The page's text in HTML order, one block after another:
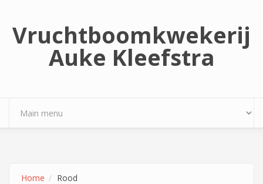
Vruchtboomkwekerij
Auke Kleefstra
Home Rood